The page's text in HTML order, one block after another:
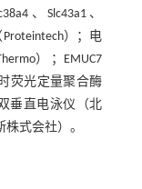
、Slc43a1、
Proteintech）；电
） ；EMUC7
荧光定量聚合酶
垂直电泳仪（北
式会社）。